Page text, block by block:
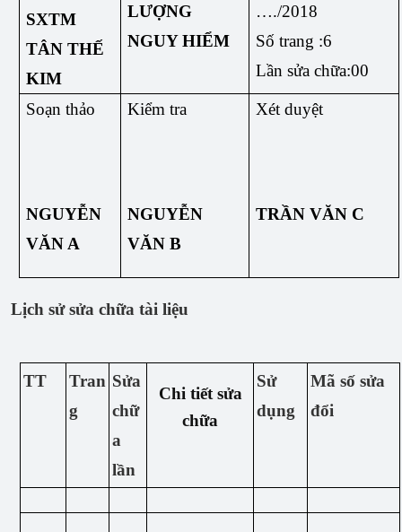
SXTM
TÂN THẾ
KIM
LƯỢNG
NGUY HIỂM
…./2018
Số trang :6
Lần sửa chữa:00
Soạn thảo
NGUYỄN
VĂN A
Kiểm tra
NGUYỄN
VĂN B
Xét duyệt
TRẦN VĂN C
Lịch sử sửa chữa tài liệu
TT
Tran
g
Sửa
chữ
a
lần
Chi tiết sửa
chữa
Sử
dụng
Mã số sửa
đổi